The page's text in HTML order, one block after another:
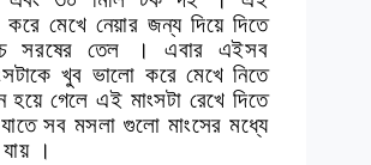
মেখে নেয়ার জন্য দিয়ে দিতে
সরষের তেল । এবার এইসব
খুব ভালো করে মেখে নিতে
হয়ে গেলে এই মাংসটা রেখে দিতে
সব মসলা গুলো মাংসের মধ্যে
।